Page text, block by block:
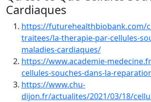
Cardiaques
https://futurehealthbiobank.com/
traitees/la-therapie-par-cellules-
maladies-cardiaques/
https://www.academie-
cellules-souches-dans-la-
https://www.chu-
dijon.fr/actualites/2021/03/18/